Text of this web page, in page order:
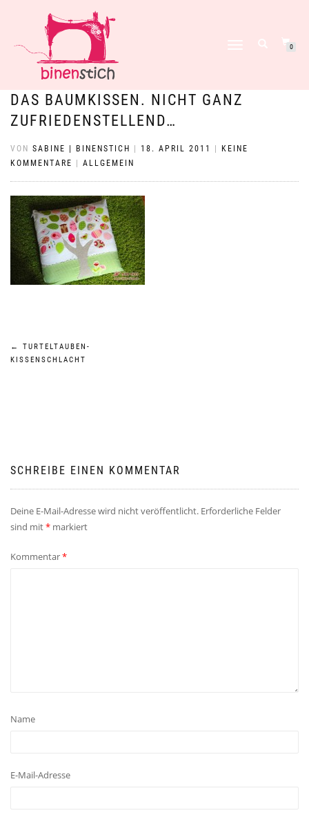
0
DAS BAUMKISSEN. NICHT GANZ
ZUFRIEDENSTELLEND…
VON SABINE | BINENSTICH 18. APRIL 2011
KEINE
KOMMENTARE
ALLGEMEIN
Beitragsnavigation
←
TURTELTAUBEN-
KISSENSCHLACHT
SCHREIBE EINEN KOMMENTAR
Deine E-Mail-Adresse wird nicht veröffentlicht. Erforderliche Felder
sind mit* markiert
Kommentar*
Name
E-Mail-Adresse